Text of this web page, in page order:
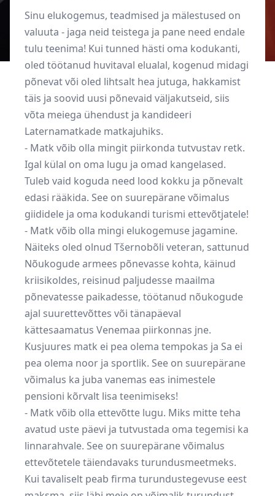
Sinu elukogemus, teadmised ja mälestused on
valuuta - jaga neid teistega ja pane need endale
tulu teenima! Kui tunned hästi oma kodukanti,
oled töötanud huvitaval elualal, kogenud midagi
põnevat või oled lihtsalt hea jutuga, hakkamist
täis ja soovid uusi põnevaid väljakutseid, siis
võta meiega ühendust ja kandideeri
Laternamatkade matkajuhiks.
- Matk võib olla mingit piirkonda tutvustav retk.
Igal külal on oma lugu ja omad kangelased.
Tuleb vaid koguda need lood kokku ja põnevalt
edasi rääkida. See on suurepärane võimalus
giididele ja oma kodukandi turismi ettevõtjatele!
- Matk võib olla mingi elukogemuse jagamine.
Näiteks oled olnud Tšernobõli veteran, sattunud
Nõukogude armees põnevasse kohta, käinud
kriisikoldes, reisinud paljudesse maailma
põnevatesse paikadesse, töötanud nõukogude
ajal suurettevõttes või tänapäeval
kättesaamatus Venemaa piirkonnas jne.
Kusjuures matk ei pea olema tempokas ja Sa ei
pea olema noor ja sportlik. See on suurepärane
võimalus ka juba vanemas eas inimestele
pensioni kõrvalt lisa teenimiseks!
- Matk võib olla ettevõtte lugu. Miks mitte teha
avatud uste päevi ja tutvustada oma tegemisi ka
linnarahvale. See on suurepärane võimalus
ettevõtetele täiendavaks turundusmeetmeks.
Kui tavaliselt peab firma turundustegevuse eest